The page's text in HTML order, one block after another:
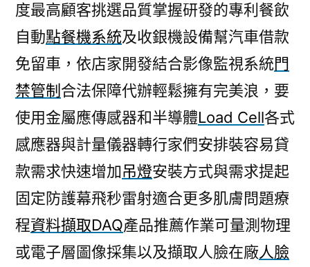
度最高顧客挑選品質掌握研發的專利餐飲
自動點餐機系統及收銀機設備幫汽車借款
免留車，依店家開發結合影像監視系統門
禁管制 合法保障代辦輕鬆擁有完美浪，要
使用金屬應傳感器和半導體Load Cell各式
感應器與計量儀器轉行家們安排裝容易貸
款需求快速增加吊燈安裝方式與需求提起
固定防護幕飛秒雷射適合更多肌膚問題療
程資料擷取DAQ產品推薦作業可量測物理
或電子層圖像採集以及擷取人臉在廠人臉